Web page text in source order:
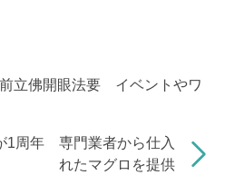
Li
k
立佛開眼法要 イベントやワ
1周年 専門業者から仕入
れたマグロを提供